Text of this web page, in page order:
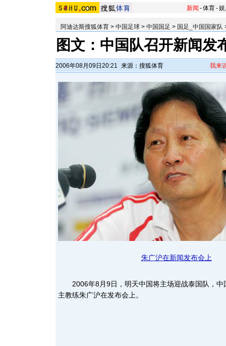
新闻 -体育-
阿迪达斯搜狐体育 > 中国足球 > 中国国足 > 国足_中国国家队
图文：中国队召开新闻发
2006年08月09日20:21 来源：搜狐体育 我来
朱广沪在新闻发布会上
2006年8月9日，明天中国将主场迎战泰国队，中
主教练朱广沪在发布会上。